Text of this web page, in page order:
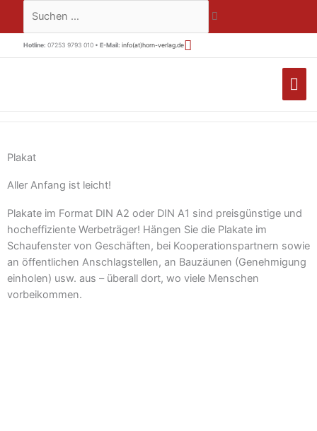
springen
Suchen …
Hotline: 07253 9793 010 • E-Mail: info(at)horn-verlag.de
Plakat
Aller Anfang ist leicht!
Plakate im Format DIN A2 oder DIN A1 sind preisgünstige und
hocheffiziente Werbeträger! Hängen Sie die Plakate im
Schaufenster von Geschäften, bei Kooperationspartnern sowie
an öffentlichen Anschlagstellen, an Bauzäunen (Genehmigung
einholen) usw. aus – überall dort, wo viele Menschen
vorbeikommen.